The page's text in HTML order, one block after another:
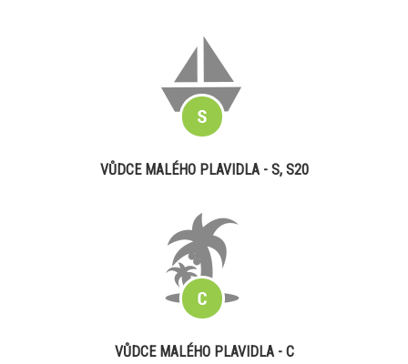
VŮDCE MALÉHO PLAVIDLA - S, S20
VŮDCE MALÉHO PLAVIDLA - C